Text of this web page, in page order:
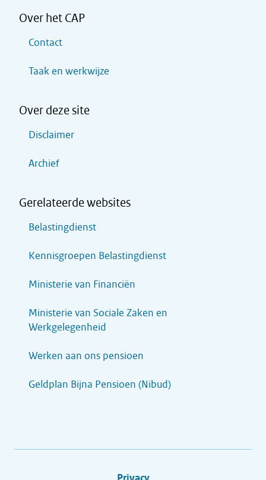
Over het CAP
Contact
Taak en werkwijze
Over deze site
Disclaimer
Archief
Gerelateerde websites
Belastingdienst
Kennisgroepen Belastingdienst
Ministerie van Financiën
Ministerie van Sociale Zaken en
Werkgelegenheid
Werken aan ons pensioen
Geldplan Bijna Pensioen (Nibud)